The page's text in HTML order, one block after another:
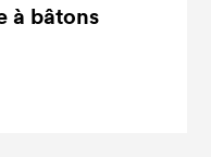
à bâtons